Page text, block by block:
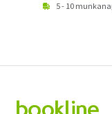
5 - 10